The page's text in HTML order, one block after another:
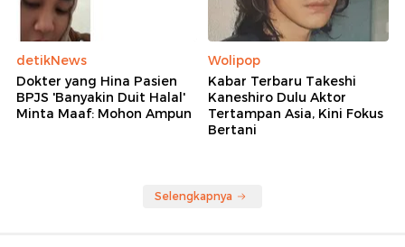
detikNews
Dokter yang Hina Pasien
BPJS 'Banyakin Duit Halal'
Minta Maaf: Mohon Ampun
Wolipop
Kabar Terbaru Takeshi
Kaneshiro Dulu Aktor
Tertampan Asia, Kini Fokus
Bertani
Selengkapnya